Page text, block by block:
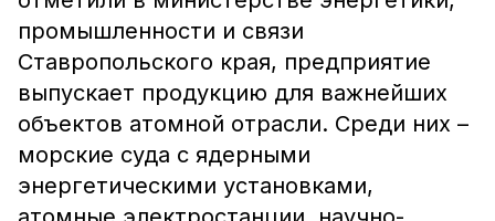
промышленности и связи
Ставропольского края, предприятие
выпускает продукцию для важнейших
объектов атомной отрасли. Среди них –
морские суда с ядерными
энергетическими установками,